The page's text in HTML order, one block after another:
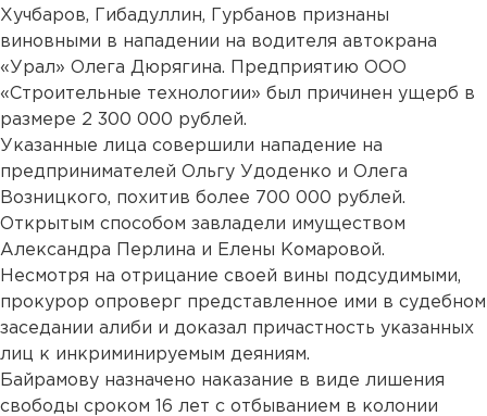
Хучбаров, Гибадуллин, Гурбанов признаны
виновными в нападении на водителя автокрана
«Урал» Олега Дюрягина. Предприятию ООО
«Строительные технологии» был причинен ущерб в
размере 2 300 000 рублей.
Указанные лица совершили нападение на
предпринимателей Ольгу Удоденко и Олега
Возницкого, похитив более 700 000 рублей.
Открытым способом завладели имуществом
Александра Перлина и Елены Комаровой.
Несмотря на отрицание своей вины подсудимыми,
прокурор опроверг представленное ими в судебном
заседании алиби и доказал причастность указанных
лиц к инкриминируемым деяниям.
Байрамову назначено наказание в виде лишения
свободы сроком 16 лет с отбыванием в колонии